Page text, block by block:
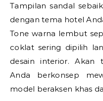
Tampilan sandal
dengan tema hotel
Tone warna lembut
coklat sering dipilih
desain interior. Akan
Anda berkonsep
model beraksen khas